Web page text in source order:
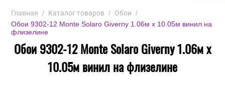
Главная / Каталог товаров / Обои /
Обои 9302-12 Monte Solaro Giverny 1.06м x 10.05м винил на
флизелине
Обои 9302-12 Monte Solaro Giverny 1.06м x
10.05м винил на флизелине